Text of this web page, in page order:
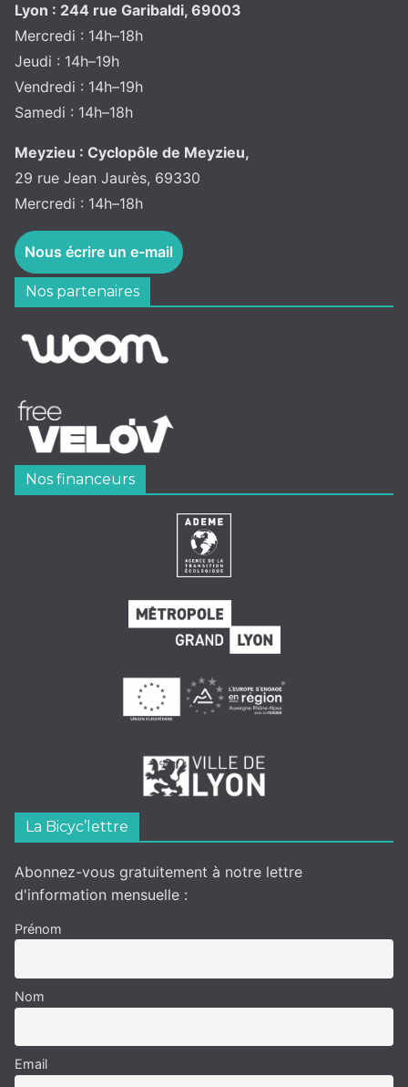
Lyon : 244 rue Garibaldi, 69003
Mercredi : 14h–18h
Jeudi : 14h–19h
Vendredi : 14h–19h
Samedi : 14h–18h
Meyzieu : Cyclopôle de Meyzieu,
29 rue Jean Jaurès, 69330
Mercredi : 14h–18h
Nous écrire un e-mail
Nos partenaires
Nos financeurs
La Bicyc’lettre
Abonnez-vous gratuitement à notre lettre
d'information mensuelle :
Prénom
Nom
Email